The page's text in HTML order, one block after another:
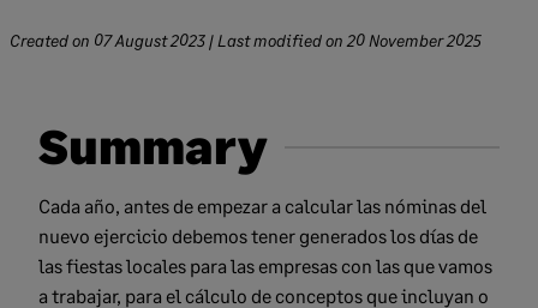
Created on 07 August 2023 | Last modified on 20 November 2025
Summary
Cada año, antes de empezar a calcular las nóminas del
nuevo ejercicio debemos tener generados los días de
las fiestas locales para las empresas con las que vamos
a trabajar, para el cálculo de conceptos que incluyan o